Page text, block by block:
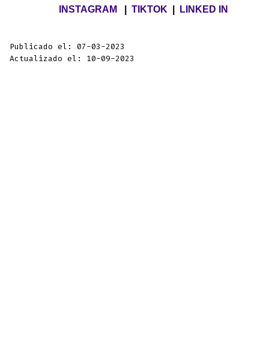
INSTAGRAM
TIKTOK LINKED IN
Publicado el: 07-03-2023
Actualizado el: 10-09-2023